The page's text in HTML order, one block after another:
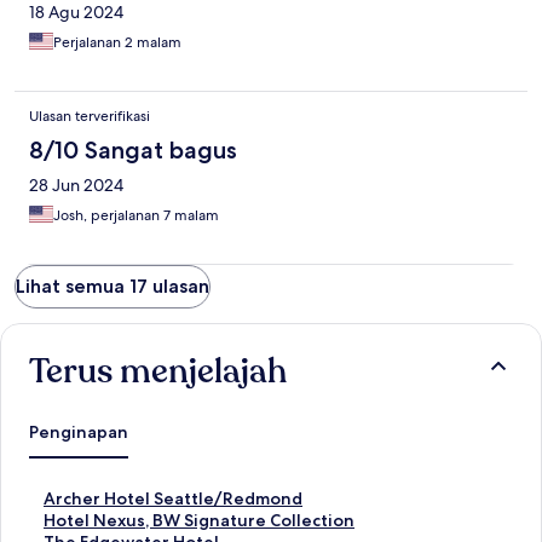
18 Agu 2024
Perjalanan 2 malam
Ulasan terverifikasi
8/10 Sangat bagus
28 Jun 2024
Josh, perjalanan 7 malam
Lihat semua 17 ulasan
Terus menjelajah
Penginapan
Archer Hotel Seattle/Redmond
T
a
Hotel Nexus, BW Signature Collection
T